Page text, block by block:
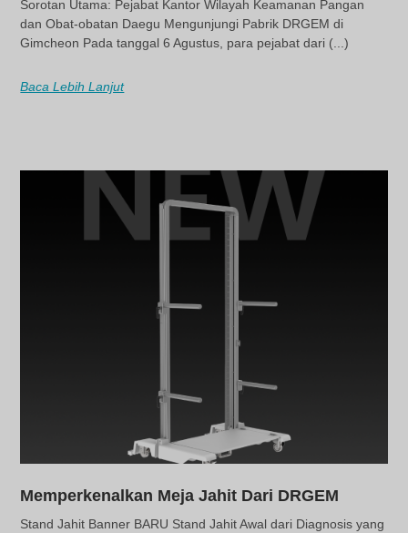
Sorotan Utama: Pejabat Kantor Wilayah Keamanan Pangan
dan Obat-obatan Daegu Mengunjungi Pabrik DRGEM di
Gimcheon Pada tanggal 6 Agustus, para pejabat dari (...)
Baca Lebih Lanjut
Memperkenalkan Meja Jahit Dari DRGEM
Stand Jahit Banner BARU Stand Jahit Awal dari Diagnosis yang